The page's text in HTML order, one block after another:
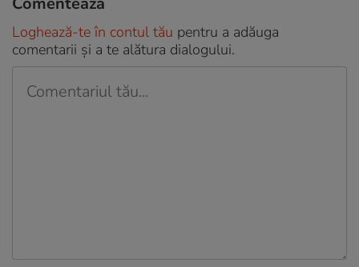
Loghează-te în contul tău pentru a adăuga
comentarii și a te alătura dialogului.